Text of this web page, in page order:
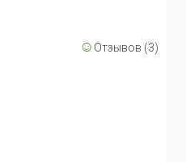
Отзывов (3)